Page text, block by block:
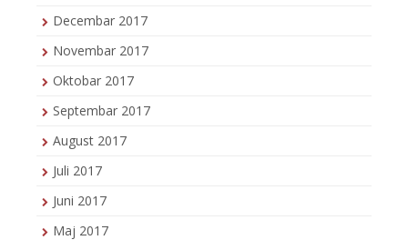
Decembar 2017
Novembar 2017
Oktobar 2017
Septembar 2017
August 2017
Juli 2017
Juni 2017
Maj 2017